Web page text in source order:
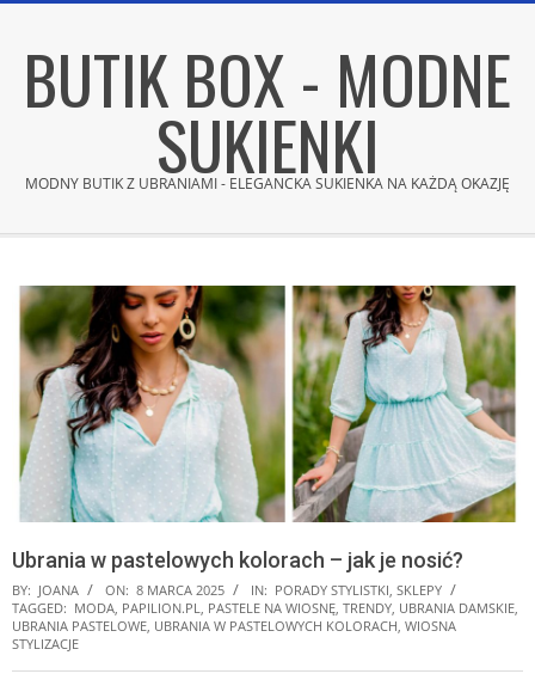
contentBUTIK BOX - MODNE
SUKIENKI
MODNY BUTIK Z UBRANIAMI - ELEGANCKA SUKIENKA NA KAŻDĄ OKAZJĘ
Menu
Ubrania w pastelowych kolorach – jak je nosić?
BY: JOANA ON: 8 MARCA 2025 IN: PORADY STYLISTKI SKLEPY
TAGGED: MODA PAPILION.PL PASTELE NA WIOSNĘ TRENDY UBRANIA DAMSKIE
UBRANIA PASTELOWE UBRANIA W PASTELOWYCH KOLORACH WIOSNA
STYLIZACJE